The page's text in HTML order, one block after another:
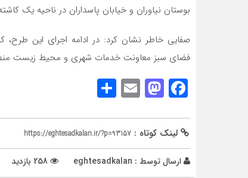
بوستان نیاوران و خیابان پاسداران در ناحیه یک
صفایی خاطر نشان کرد: در ادامه اجرای این
فضای سبز معاونت خدمات شهری و محیط زیست
Facebook
Mastodon
Email
لینک کوتاه : https://eghtesadkalan.ir/?p=93157
ارسال توسط : eghtesadkalan